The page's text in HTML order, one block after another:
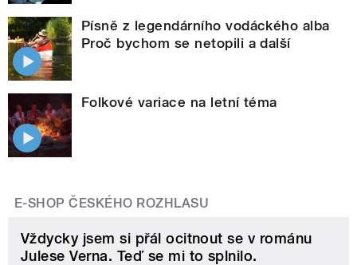
Písně z legendárního vodáckého alba
Proč bychom se netopili a další
Folkové variace na letní téma
E-SHOP ČESKÉHO ROZHLASU
Vždycky jsem si přál ocitnout se v románu
Julese Verna. Teď se mi to splnilo.